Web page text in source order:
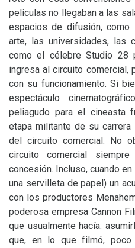
películas no llegaban a las
espacios de difusión,
arte, las universidades, las
como el célebre Studio 28
ingresa al circuito comercial,
con su funcionamiento. Si
espectáculo
peliagudo para el cineasta
etapa militante de su
del circuito comercial. No
circuito comercial
concesión. Incluso, cuando
una servilleta de papel) un
con los productores
poderosa empresa Cannon
que usualmente hacía:
que, en lo que filmó,